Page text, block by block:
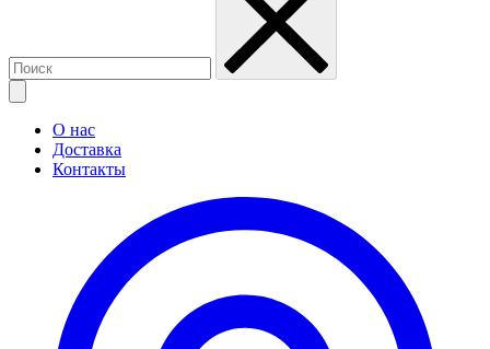
О нас
Доставка
Контакты